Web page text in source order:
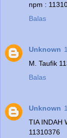
npm :
Balas
Unknown
M. Taufik
Balas
Unknown
TIA INDAH
11310376